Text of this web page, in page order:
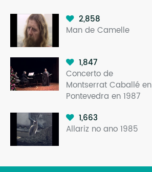
2,858
Man de Camelle
1,847
Concerto de
Montserrat Caballé en
Pontevedra en 1987
1,663
Allariz no ano 1985